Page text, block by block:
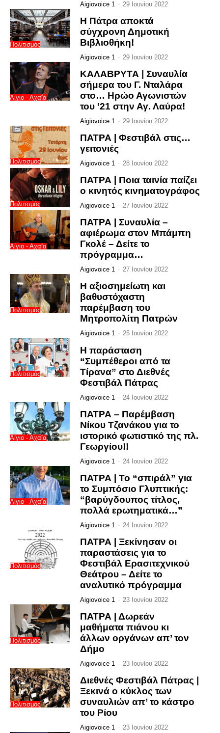
Aigiovoice 1 - 29 Ιουνίου 2022
Πολιτισμός
Η Πάτρα αποκτά
σύγχρονη Δημοτική
Βιβλιοθήκη!
Aigiovoice 1 - 29 Ιουνίου 2022
Αίγιο - Αχαΐα
ΚΑΛΑΒΡΥΤΑ | Συναυλία
σήμερα του Γ. Νταλάρα
στο… Ηρώο Αγωνιστών
του ’21 στην Αγ. Λαύρα!
Aigiovoice 1 - 29 Ιουνίου 2022
Πολιτισμός
ΠΑΤΡΑ | Φεστιβάλ στις…
γειτονιές
Aigiovoice 1 - 28 Ιουνίου 2022
Πολιτισμός
ΠΑΤΡΑ | Ποια ταινία παίζει
ο κινητός κινηματογράφος
Aigiovoice 1 - 27 Ιουνίου 2022
Αίγιο - Αχαΐα
ΠΑΤΡΑ | Συναυλία –
αφιέρωμα στον Μπάμπη
Γκολέ – Δείτε το
πρόγραμμα…
Aigiovoice 1 - 27 Ιουνίου 2022
Πολιτισμός
Η αξιοσημείωτη και
βαθυστόχαστη
παρέμβαση του
Μητροπολίτη Πατρών
Aigiovoice 1 - 25 Ιουνίου 2022
Πολιτισμός
Η παράσταση
“Συμπέθεροι από τα
Τίρανα” στο Διεθνές
Φεστιβάλ Πάτρας
Aigiovoice 1 - 24 Ιουνίου 2022
Αίγιο - Αχαΐα
ΠΑΤΡΑ – Παρέμβαση
Νίκου Τζανάκου για το
ιστορικό φωτιστικό της πλ.
Γεωργίου!!
Aigiovoice 1 - 24 Ιουνίου 2022
Αίγιο - Αχαΐα
ΠΑΤΡΑ | Το “σπιράλ” για
το Συμπόσιο Γλυπτικής:
“βαρύγδουπος τίτλος,
πολλά ερωτηματικά…”
Aigiovoice 1 - 24 Ιουνίου 2022
Πολιτισμός
ΠΑΤΡΑ | Ξεκίνησαν οι
παραστάσεις για το
Φεστιβάλ Ερασιτεχνικού
Θεάτρου – Δείτε το
αναλυτικό πρόγραμμα
Aigiovoice 1 - 23 Ιουνίου 2022
Πολιτισμός
ΠΑΤΡΑ | Δωρεάν
μαθήματα πιάνου κι
άλλων οργάνων απ’ τον
Δήμο
Aigiovoice 1 - 23 Ιουνίου 2022
Πολιτισμός
Διεθνές Φεστιβάλ Πάτρας |
Ξεκινά ο κύκλος των
συναυλιών απ’ το κάστρο
του Ρίου
Aigiovoice 1 - 23 Ιουνίου 2022